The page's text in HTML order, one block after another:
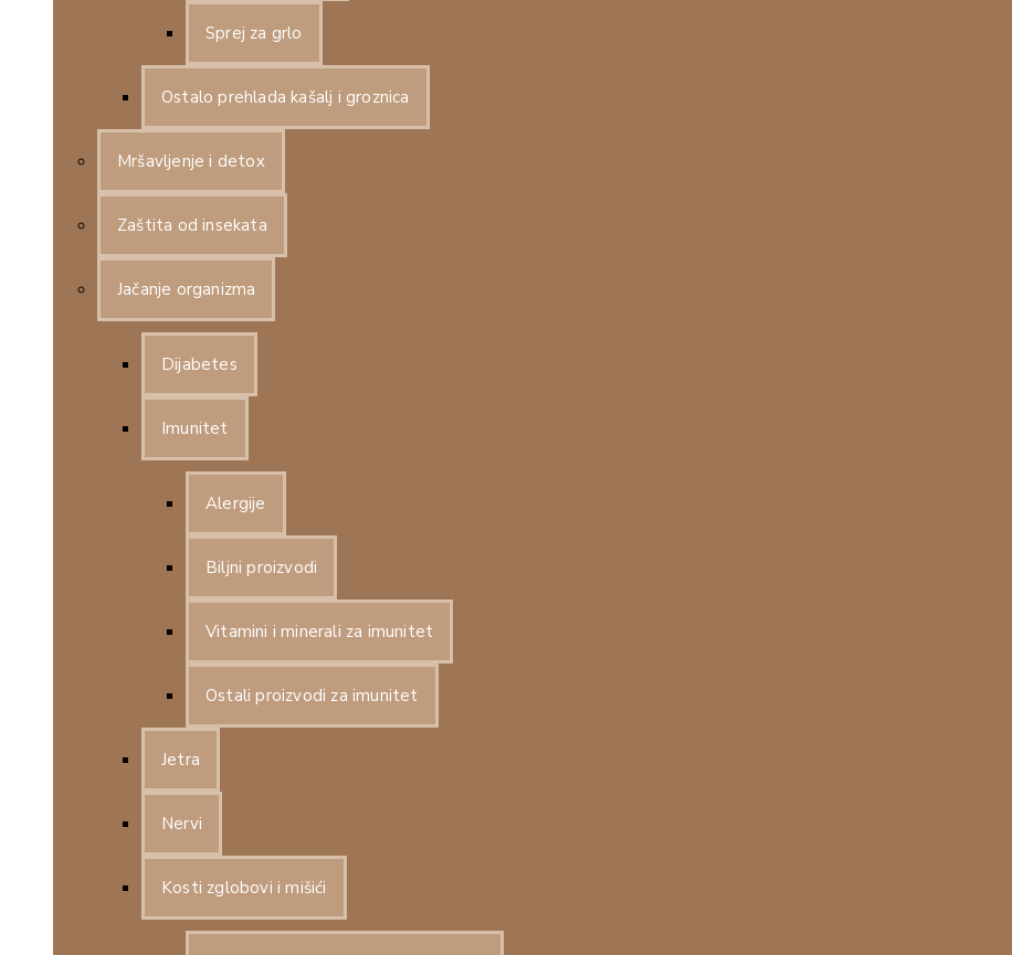
Sprej za grlo
Ostalo prehlada kašalj i groznica
Mršavljenje i detox
Zaštita od insekata
Jačanje organizma
Dijabetes
Imunitet
Alergije
Biljni proizvodi
Vitamini i minerali za imunitet
Ostali proizvodi za imunitet
Jetra
Nervi
Kosti zglobovi i mišići